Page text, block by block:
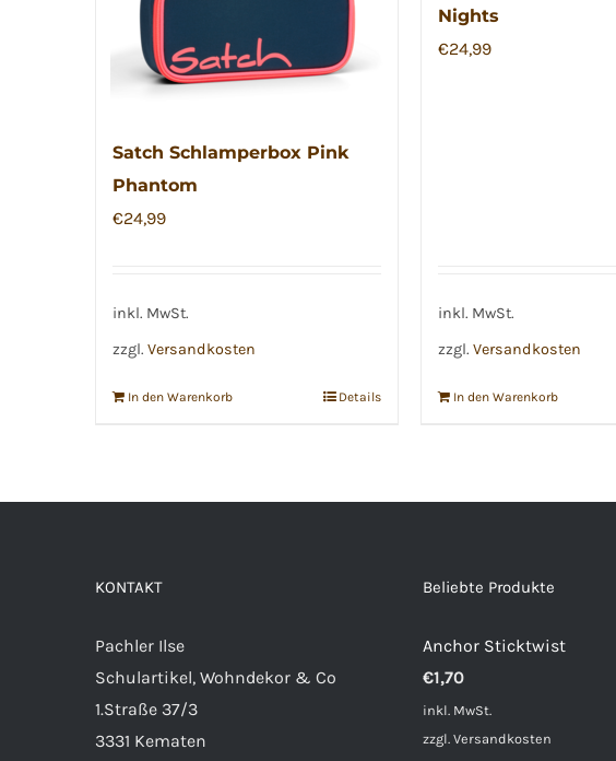
Satch Schlamperbox Pink
Phantom
€24,99
inkl. MwSt.
zzgl. Versandkosten
In den Warenkorb Details
Nights
€24,99
inkl. MwSt.
zzgl. Versandkosten
In den Warenkorb
KONTAKT
Pachler Ilse
Schulartikel, Wohndekor & Co
1.Straße 37/3
3331 Kematen
Beliebte Produkte
Anchor Sticktwist
€1,70
inkl. MwSt.
zzgl. Versandkosten